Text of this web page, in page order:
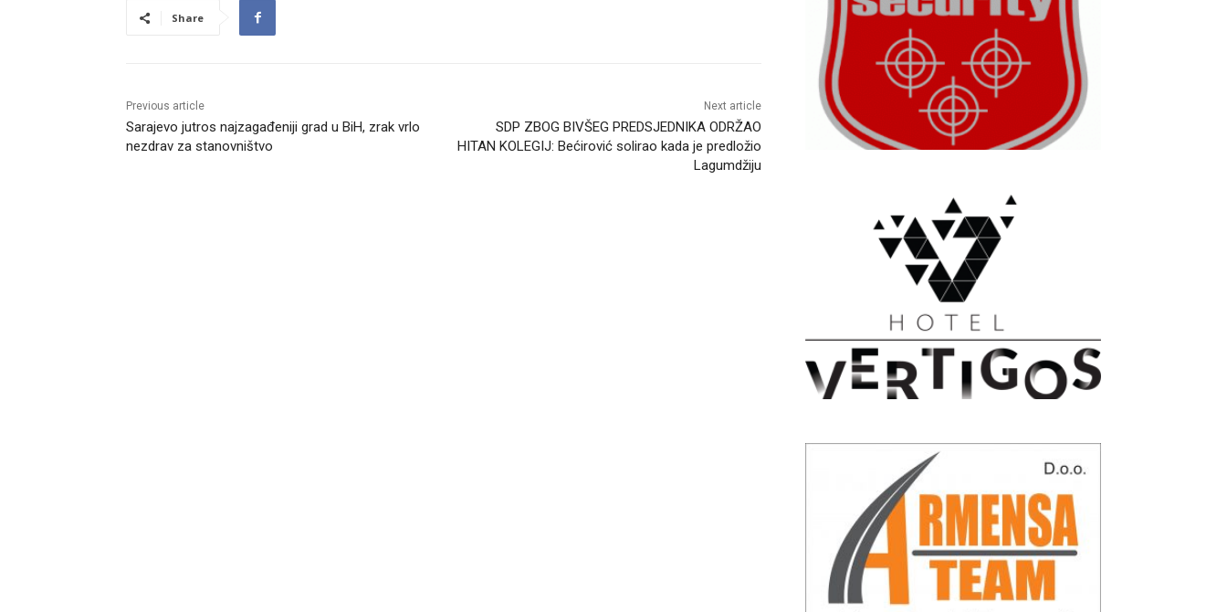
Share
Previous article
Sarajevo jutros najzagađeniji grad u BiH, zrak vrlo
nezdrav za stanovništvo
Next article
SDP ZBOG BIVŠEG PREDSJEDNIKA ODRŽAO
HITAN KOLEGIJ: Bećirović solirao kada je predložio
Lagumdžiju